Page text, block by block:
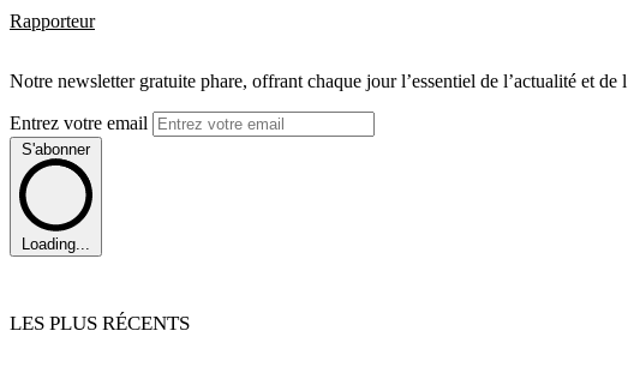
Rapporteur
Notre newsletter gratuite phare, offrant chaque jour l’essentiel de l’actualité et
Entrez votre email
S'abonner
Loading...
LES PLUS RÉCENTS